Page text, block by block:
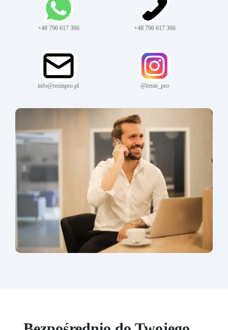
+48 796 617 366 +48 796 617 366
info@resinpro.pl @resin_pro